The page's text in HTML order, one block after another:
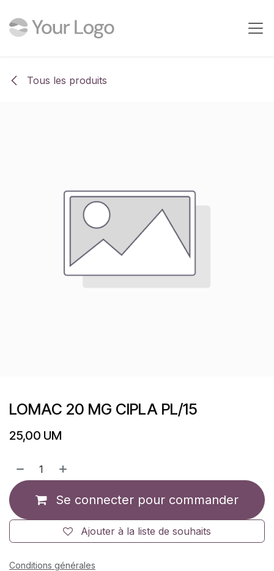
Tous les produits
LOMAC 20 MG CIPLA PL/15
25,00 UM
Se connecter pour commander
Ajouter à la liste de souhaits
Conditions générales